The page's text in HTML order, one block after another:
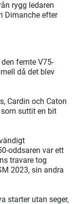
rygg ledaren
Dimanche efter
femte V75-
då det blev
Cardin och Caton
suttit en bit
oddsaren var ett
travare tog
2023, sin andra
starter utan seger,